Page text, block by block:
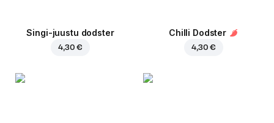
Singi-juustu dodster
4,30 €
Chilli Dodster
4,30 €